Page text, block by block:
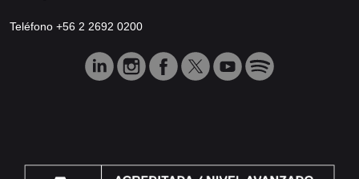
Teléfono +56 2 2692 0200